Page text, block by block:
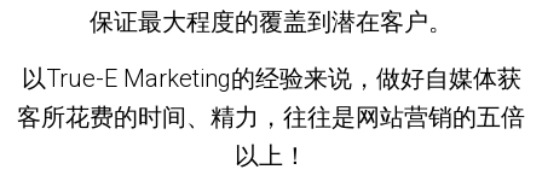
保证最大程度的覆盖到潜在客户。
以True-E Marketing的经验来说，做好自媒体获
客所花费的时间、 精力 ，往往是网站营销的五倍
以上 ！